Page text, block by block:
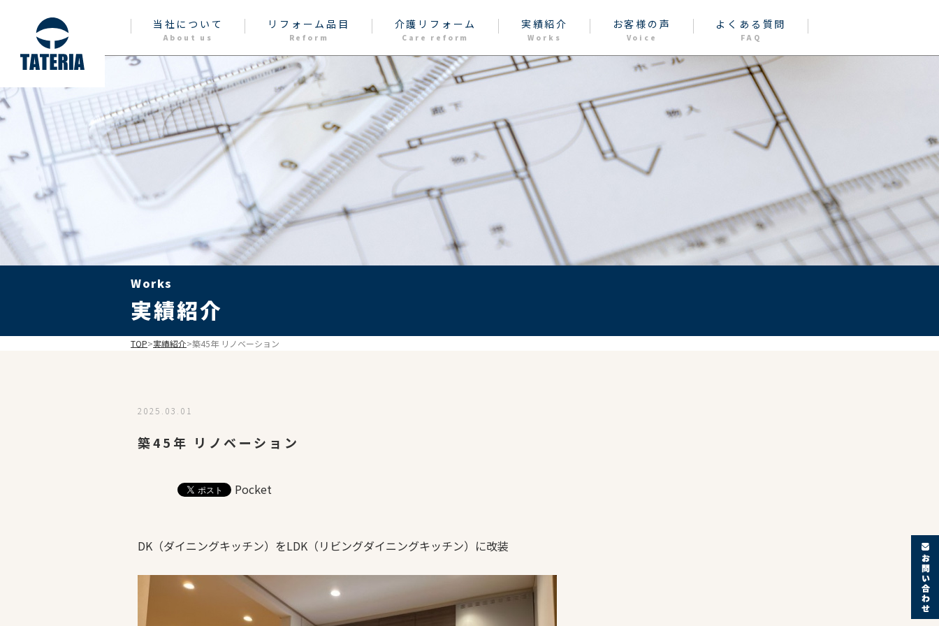
当社について
About us
リフォーム品目
Reform
介護リフォーム
Care reform
実績紹介
Works
お客様の声
Voice
よくある質問
FAQ
Works
実績紹介
TOP>実績紹介>築45年 リノベーション
2025.03.01
築45年 リノベーション
Pocket
DK（ダイニングキッチン）をLDK（リビングダイニングキッチン）に改装